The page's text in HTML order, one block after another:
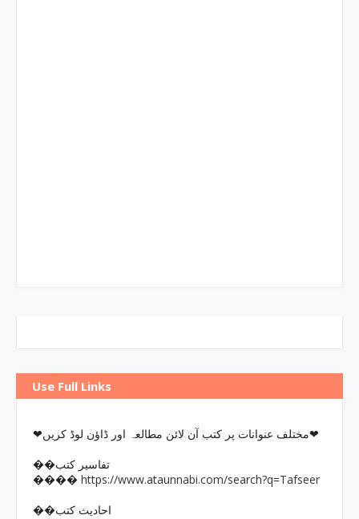
Use Full Links
❤مختلف عنوانات پر کتب آن لائن مطالعہ اور ڈاؤن لوڈ کریں❤
��تفاسیر کتب
���� https://www.ataunnabi.com/search?q=Tafseer
��احادیث کتب